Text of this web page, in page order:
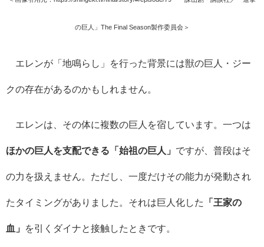
の巨人」The Final Season製作委員会＞
エレンが「地鳴らし」を行った背景には獣の巨人・ジー
クの存在があるのかもしれません。
エレンは、その体に複数の巨人を宿しています。一つは
ほかの巨人を支配できる「始祖の巨人」 ですが、普段はそ
の力を扱えません。ただし、一度だけその能力が発動され
たタイミングがありました。それは巨人化した 「王家の
血」 を引くダイナと接触したときです。